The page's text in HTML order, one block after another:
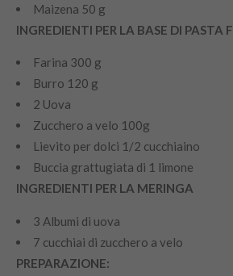
Maizena 50 g
INGREDIENTI PER LA BASE DI PASTA
Farina 300 g
Burro 120 g
2 Uova
Zucchero a velo 100g
Lievito per dolci 1/2 cucchiaino
Buccia grattugiata di 1 limone
INGREDIENTI PER LA MERINGA
3 Albumi di uova
7 cucchiai di zucchero a velo
PREPARAZIONE: